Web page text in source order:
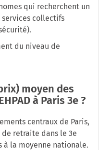
qui recherchent un
collectifs
du niveau de
moyen des
à Paris 3e ?
centraux de Paris,
de retraite dans le 3e
à la moyenne nationale.